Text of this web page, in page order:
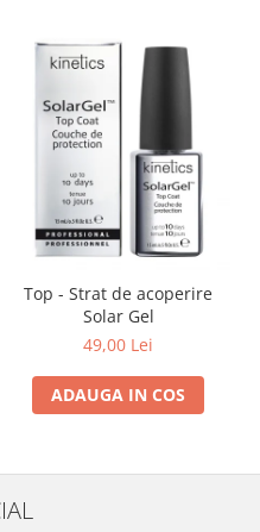
Top - Strat de acoperire
Solar Gel
49,00 Lei
ADAUGA IN COS